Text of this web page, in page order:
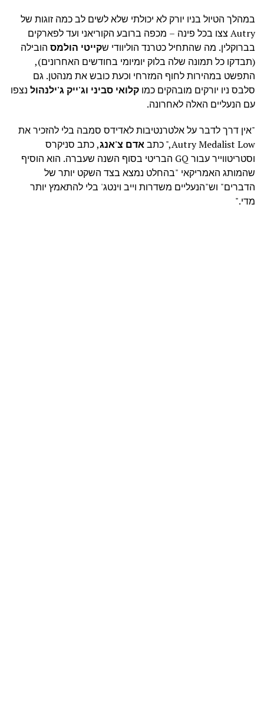
במהלך הטיול בניו יורק לא יכולתי שלא לשים לב כמה זוגות של
Autry צצו בכל פינה – מכפה ברובע הקוריאני ועד לפארקים
בברוקלין. מה שהתחיל כטרנד הוליוודי שקייטי הולמס הובילה
(תבדקו כל תמונה שלה בלוק יומיומי בחודשים האחרונים),
התפשט במהירות לחוף המזרחי וכעת כובש את מנהטן. גם
סלבס ניו יורקים מובהקים כמו קלואי סביני וג'ייק ג'ילנהול נצפו
עם הנעליים האלה לאחרונה.
"אין דרך לדבר על אלטרנטיבות לאדידס סמבה בלי להזכיר את
Autry Medalist Low," כתב
אדם צ'אנג, כתב סניקרס
וסטריטווייר עבור GQ הבריטי בסוף השנה שעברה. הוא הוסיף
שהמותג האמריקאי "בהחלט נמצא בצד השקט יותר של
הדברים" וש"הנעליים משדרות וייב וינטג' בלי להתאמץ יותר
מדי."